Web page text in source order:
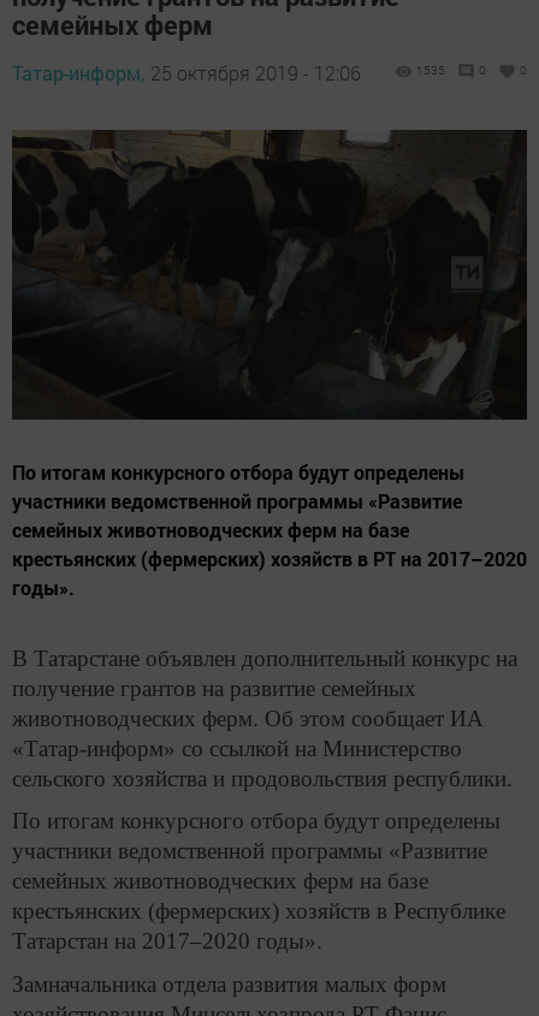
семейных ферм
Татар-информ, 25 октября 2019 - 12:06 1535 0 0
По итогам конкурсного отбора будут определены
участники ведомственной программы «Развитие
семейных животноводческих ферм на базе
крестьянских (фермерских) хозяйств в РТ на 2017–2020
годы».
В Татарстане объявлен дополнительный конкурс на
получение грантов на развитие семейных
животноводческих ферм. Об этом сообщает ИА
«Татар-информ» со ссылкой на Министерство
сельского хозяйства и продовольствия республики.
По итогам конкурсного отбора будут определены
участники ведомственной программы «Развитие
семейных животноводческих ферм на базе
крестьянских (фермерских) хозяйств в Республике
Татарстан на 2017–2020 годы».
Замначальника отдела развития малых форм